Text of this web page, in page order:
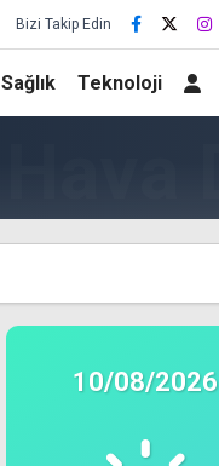
Bizi Takip Edin
Sağlık Teknoloji
10/08/2026